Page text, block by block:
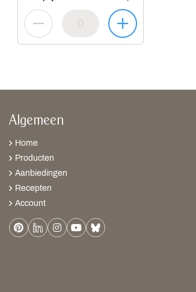
Algemeen
Home
Producten
Aanbiedingen
Recepten
Account